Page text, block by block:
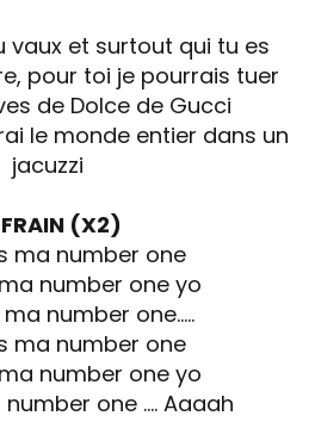
vaux et surtout qui tu es
pour toi je pourrais tuer
de Dolce de Gucci
le monde entier dans un
jacuzzi
(X2)
ma number one
number one yo
ma number one…..
ma number one
number one yo
number one …. Aaaah